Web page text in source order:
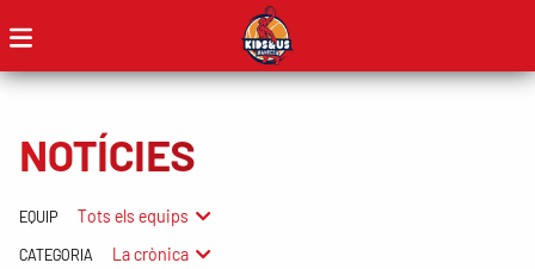
NOTÍCIES
EQUIP Tots els equips
CATEGORIA La crònica